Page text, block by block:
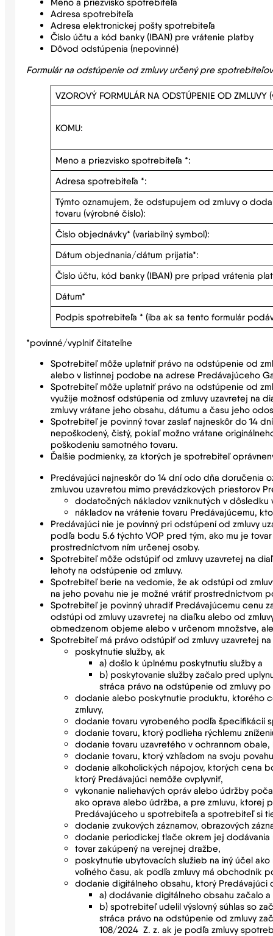
Adresa spotrebiteľa
Adresa elektronickej pošty spotrebiteľa
Číslo účtu a kód banky (IBAN) pre vrátenie platby
Dôvod odstúpenia (nepovinné)
Formulár na odstúpenie od zmluvy určený pre
VZOROVÝ FORMULÁR NA ODSTÚPENIE OD
KOMU:
Meno a priezvisko spotrebiteľa *:
Adresa spotrebiteľa *:
Týmto oznamujem, že odstupujem od zmluvy o
tovaru (výrobné číslo):
Číslo objednávky* (variabilný symbol):
Dátum objednania/dátum prijatia*:
Číslo účtu, kód banky (IBAN) pre prípad vrátenia
Dátum*
Podpis spotrebiteľa * (iba ak sa tento formulár
*povinné/vyplniť čitateľne
Spotrebiteľ môže uplatniť právo na odstúpenie od
alebo v listinnej podobe na adrese Predávajúceho
Spotrebiteľ môže uplatniť právo na odstúpenie od
využije možnosť odstúpenia od zmluvy uzavretej na
zmluvy vrátane jeho obsahu, dátumu a času jeho
Spotrebiteľ je povinný tovar zaslať najneskôr do 14
nepoškodený, čistý, pokiaľ možno vrátane
poškodeniu samotného tovaru.
Ďalšie podmienky, za ktorých je spotrebiteľ
Predávajúci najneskôr do 14 dní odo dňa doručenia
zmluvou uzavretou mimo prevádzkových priestorov
dodatočných nákladov vzniknutých v
nákladov na vrátenie tovaru Predávajúcemu,
Predávajúci nie je povinný pri odstúpení od zmluvy
podľa bodu 5.6 týchto VOP pred tým, ako mu je
prostredníctvom ním určenej osoby.
Spotrebiteľ môže odstúpiť od zmluvy uzavretej na
lehoty na odstúpenie od zmluvy.
Spotrebiteľ berie na vedomie, že ak odstúpi od
na jeho povahu nie je možné vrátiť prostredníctvom
Spotrebiteľ je povinný uhradiť Predávajúcemu cenu
odstúpi od zmluvy uzavretej na diaľku alebo od
obmedzenom objeme alebo v určenom množstve,
Spotrebiteľ má právo odstúpiť od zmluvy uzavretej
poskytnutie služby, ak
a) došlo k úplnému poskytnutiu služby a
b) poskytovanie služby začalo pred
stráca právo na odstúpenie od zmluvy
dodanie alebo poskytnutie produktu, ktorého
zmluvy,
dodanie tovaru vyrobeného podľa špecifikácií
dodanie tovaru, ktorý podlieha rýchlemu
dodanie tovaru uzavretého v ochrannom
dodanie tovaru, ktorý vzhľadom na svoju
dodanie alkoholických nápojov, ktorých cena
ktorý Predávajúci nemôže ovplyvniť,
vykonanie naliehavých opráv alebo údržby
ako oprava alebo údržba, a pre zmluvu, ktorej
Predávajúceho u spotrebiteľa a spotrebiteľ si
dodanie zvukových záznamov, obrazových
dodanie periodickej tlače okrem jej dodávania
tovar zakúpený na verejnej dražbe,
poskytnutie ubytovacích služieb na iný účel
voľného času, ak podľa zmluvy má obchodník
dodanie digitálneho obsahu, ktorý Predávajúci
a) dodávanie digitálneho obsahu začalo a
b) spotrebiteľ udelil výslovný súhlas so
stráca právo na odstúpenie od zmluvy
108/2024 Z. z. ak je podľa zmluvy